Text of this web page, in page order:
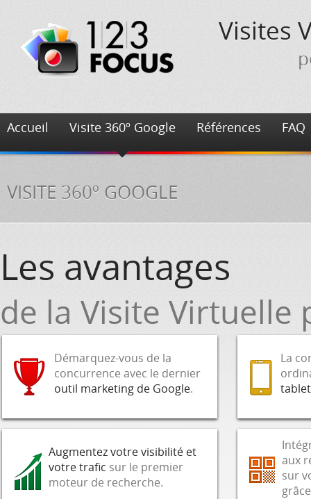
Visites
Accueil Visite 360º Google Références FAQ
VISITE 360º GOOGLE
Les avantages
de la Visite Virtuelle
Démarquez-vous de la
concurrence avec le dernier
outil marketing de Google.
La
Augmentez votre visibilité et
votre trafic sur le premier
moteur de recherche.
aux
sur